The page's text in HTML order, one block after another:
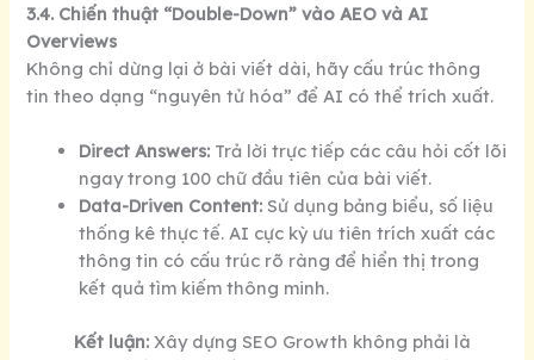
3.4. Chiến thuật “Double-Down” vào AEO và AI
Overviews
Không chỉ dừng lại ở bài viết dài, hãy cấu trúc thông
tin theo dạng “nguyên tử hóa” để AI có thể trích xuất.
Direct Answers: Trả lời trực tiếp các câu hỏi cốt lõi
ngay trong 100 chữ đầu tiên của bài viết.
Data-Driven Content: Sử dụng bảng biểu, số liệu
thống kê thực tế. AI cực kỳ ưu tiên trích xuất các
thông tin có cấu trúc rõ ràng để hiển thị trong
kết quả tìm kiếm thông minh.
Kết luận: Xây dựng SEO Growth không phải là